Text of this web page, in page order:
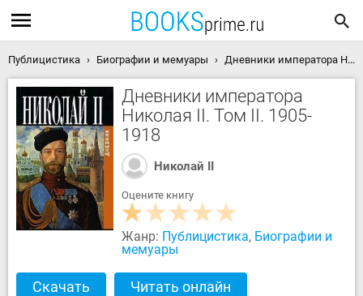
Публицистика Биографии и мемуары Дневники императора Николая II. Том II. 1905-1918 скачать книгу
Дневники императора
Николая II. Том II. 1905-
1918
Николай II
Оцените книгу
Жанр: Публицистика, Биографии и
мемуары
Скачать Читать онлайн